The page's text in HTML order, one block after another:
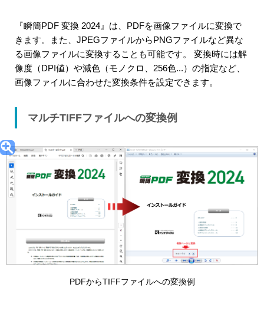
『瞬簡PDF 変換 2024』は、PDFを画像ファイルに変換で
きます。また、JPEGファイルからPNGファイルなど異な
る画像ファイルに変換することも可能です。 変換時には解
像度（DPI値）や減色（モノクロ、256色...）の指定など、
画像ファイルに合わせた変換条件を設定できます。
マルチTIFFファイルへの変換例
PDFからTIFFファイルへの変換例